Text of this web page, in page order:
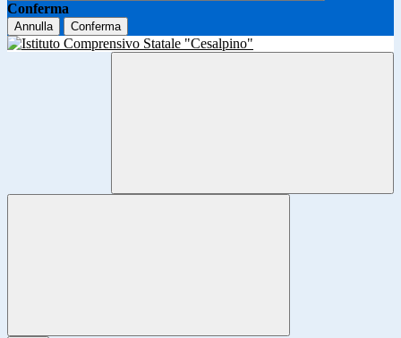
Conferma
Annulla Conferma